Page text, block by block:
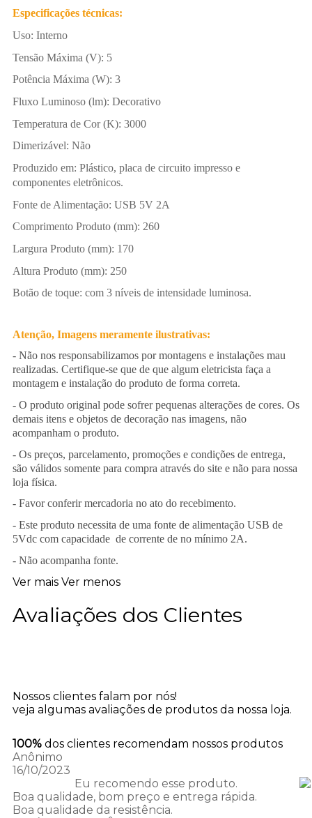
Especificações técnicas:
Uso: Interno
Tensão Máxima (V): 5
Potência Máxima (W): 3
Fluxo Luminoso (lm): Decorativo
Temperatura de Cor (K): 3000
Dimerizável: Não
Produzido em: Plástico, placa de circuito impresso e
componentes eletrônicos.
Fonte de Alimentação: USB 5V 2A
Comprimento Produto (mm): 260
Largura Produto (mm): 170
Altura Produto (mm): 250
Botão de toque: com 3 níveis de intensidade luminosa.
Atenção, Imagens meramente ilustrativas:
- Não nos responsabilizamos por montagens e instalações mau
realizadas. Certifique-se que de que algum eletricista faça a
montagem e instalação do produto de forma correta.
- O produto original pode sofrer pequenas alterações de cores. Os
demais itens e objetos de decoração nas imagens, não
acompanham o produto.
- Os preços, parcelamento, promoções e condições de entrega,
são válidos somente para compra através do site e não para nossa
loja física.
- Favor conferir mercadoria no ato do recebimento.
- Este produto necessita de uma fonte de alimentação USB de
5Vdc com capacidade de corrente de no mínimo 2A.
- Não acompanha fonte.
Ver mais Ver menos
Avaliações dos Clientes
Nossos clientes falam por nós!
veja algumas avaliações de produtos da nossa loja.
100% dos clientes recomendam nossos produtos
Anônimo
16/10/2023
Eu recomendo esse produto.
Boa qualidade, bom preço e entrega rápida.
Boa qualidade da resistência.